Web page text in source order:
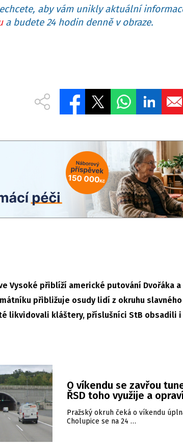
aby vám unikly aktuální
a budete 24 hodin denně v obraze.
Vysoké přiblíží americké putování Dvořáka a
přibližuje osudy lidí z okruhu
likvidovali kláštery, příslušníci StB obsadili i
O víkendu se zavřou
ŘSD toho využije a
Pražský okruh čeká o víkendu
Cholupice se na 24 …